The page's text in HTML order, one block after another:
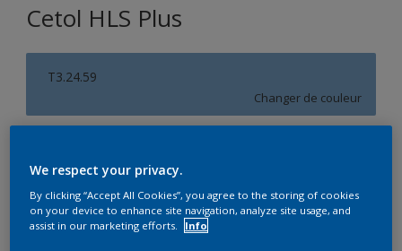
Cetol HLS Plus
T3.24.59
Changer de couleur
1L
Quantité Calculateur de peinture
We respect your privacy.
By clicking “Accept All Cookies”, you agree to the storing of cookies
on your device to enhance site navigation, analyze site usage, and
assist in our marketing efforts.
Info